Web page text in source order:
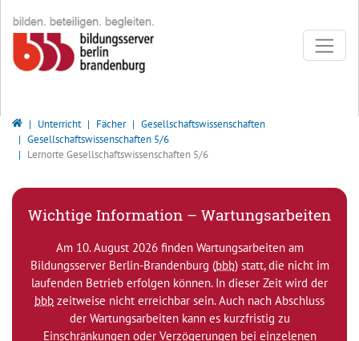
Bildungsserver Berlin - Brandenburg
Unterricht Fächer
Gesellschaftswissenschaften
Gesellschaftswissenschaften 5/6
Lernorte Gesellschaftswissenschaften 5/6
Wichtige Information – Wartungsarbeiten
Am 10. August 2026 finden Wartungsarbeiten am
Bildungsserver Berlin-Brandenburg (bbb) statt, die nicht im
laufenden Betrieb erfolgen können. In dieser Zeit wird der
bbb zeitweise nicht erreichbar sein. Auch nach Abschluss
der Wartungsarbeiten kann es kurzfristig zu
Einschränkungen oder Verzögerungen bei einzelenen